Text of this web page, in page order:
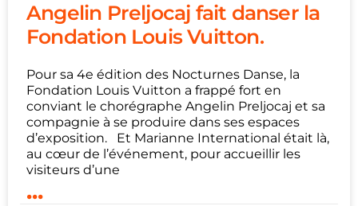
Angelin Preljocaj fait danser la
Fondation Louis Vuitton.
Pour sa 4e édition des Nocturnes Danse, la
Fondation Louis Vuitton a frappé fort en
conviant le chorégraphe Angelin Preljocaj et sa
compagnie à se produire dans ses espaces
d’exposition. Et Marianne International était là,
au cœur de l’événement, pour accueillir les
visiteurs d’une
...